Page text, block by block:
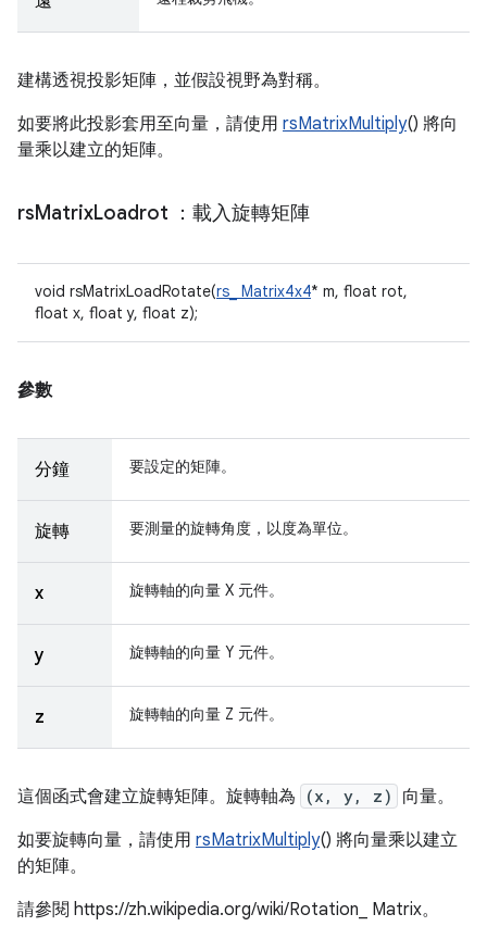
建構透視投影矩陣，並假設視野為對稱。
如要將此投影套用至向量，請使用 rsMatrixMultiply() 將向
量乘以建立的矩陣。
rsMatrixLoadrot ：載入旋轉矩陣
void rsMatrixLoadRotate(rs_ Matrix4x4* m, float rot,
float x, float y, float z);
參數
分鐘 要設定的矩陣。
旋轉 要測量的旋轉角度，以度為單位。
x 旋轉軸的向量 X 元件。
y 旋轉軸的向量 Y 元件。
z 旋轉軸的向量 Z 元件。
這個函式會建立旋轉矩陣。旋轉軸為 (x, y, z)
向量。
如要旋轉向量，請使用 rsMatrixMultiply() 將向量乘以建立
的矩陣。
請參閱 https://zh.wikipedia.org/wiki/Rotation_ Matrix。